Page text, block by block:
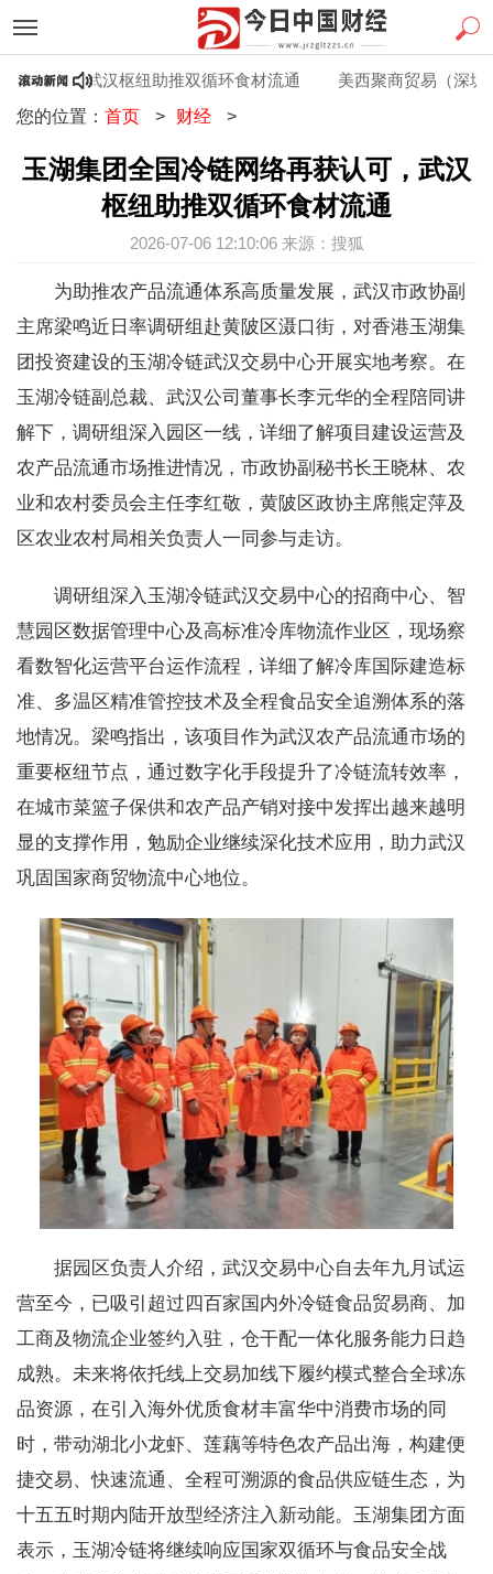
认可，武汉枢纽助推双循环食材流通
美西聚商贸易（深圳
您的位置： 首页 > 财经 >
玉湖集团全国冷链网络再获认可，武汉
枢纽助推双循环食材流通
2026-07-06 12:10:06 来源：搜狐
为助推农产品流通体系高质量发展，武汉市政协副
主席梁鸣近日率调研组赴黄陂区滠口街，对香港玉湖集
团投资建设的玉湖冷链武汉交易中心开展实地考察。在
玉湖冷链副总裁、武汉公司董事长李元华的全程陪同讲
解下，调研组深入园区一线，详细了解项目建设运营及
农产品流通市场推进情况，市政协副秘书长王晓林、农
业和农村委员会主任李红敬，黄陂区政协主席熊定萍及
区农业农村局相关负责人一同参与走访。
调研组深入玉湖冷链武汉交易中心的招商中心、智
慧园区数据管理中心及高标准冷库物流作业区，现场察
看数智化运营平台运作流程，详细了解冷库国际建造标
准、多温区精准管控技术及全程食品安全追溯体系的落
地情况。梁鸣指出，该项目作为武汉农产品流通市场的
重要枢纽节点，通过数字化手段提升了冷链流转效率，
在城市菜篮子保供和农产品产销对接中发挥出越来越明
显的支撑作用，勉励企业继续深化技术应用，助力武汉
巩固国家商贸物流中心地位。
据园区负责人介绍，武汉交易中心自去年九月试运
营至今，已吸引超过四百家国内外冷链食品贸易商、加
工商及物流企业签约入驻，仓干配一体化服务能力日趋
成熟。未来将依托线上交易加线下履约模式整合全球冻
品资源，在引入海外优质食材丰富华中消费市场的同
时，带动湖北小龙虾、莲藕等特色农产品出海，构建便
捷交易、快速流通、全程可溯源的食品供应链生态，为
十五五时期内陆开放型经济注入新动能。玉湖集团方面
表示，玉湖冷链将继续响应国家双循环与食品安全战